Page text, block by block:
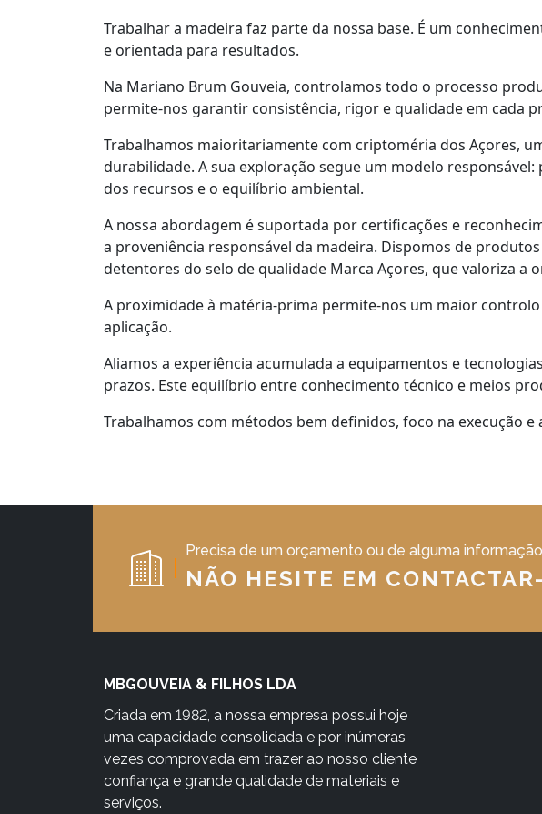
Trabalhar a madeira faz parte da nossa base. É um
e orientada para resultados.
Na Mariano Brum Gouveia, controlamos todo o processo
permite-nos garantir consistência, rigor e qualidade em cada
Trabalhamos maioritariamente com criptoméria dos Açores,
durabilidade. A sua exploração segue um modelo
dos recursos e o equilíbrio ambiental.
A nossa abordagem é suportada por certificações e
a proveniência responsável da madeira. Dispomos de
detentores do selo de qualidade Marca Açores, que valoriza a
A proximidade à matéria-prima permite-nos um maior
aplicação.
Aliamos a experiência acumulada a equipamentos e
prazos. Este equilíbrio entre conhecimento técnico e meios
Trabalhamos com métodos bem definidos, foco na execução
Precisa de um orçamento ou de alguma
NÃO HESITE EM
MBGOUVEIA & FILHOS LDA
Criada em 1982, a nossa empresa possui hoje
uma capacidade consolidada e por inúmeras
vezes comprovada em trazer ao nosso cliente
confiança e grande qualidade de materiais e
serviços.